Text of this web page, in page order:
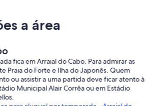
a área
fica em Arraial do Cabo. Para admirar as
Praia do Forte e Ilha do Japonês. Quem
ou assistir a uma partida deve ficar atento à
Municipal Alair Corrêa ou em Estádio